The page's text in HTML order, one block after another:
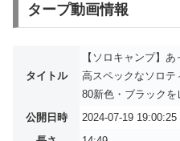
タープ動画情報
タイトル
【ソロキャンプ】
高スペックなソロテ
80新色・ブラック
公開日時
2024-07-19 19:00:25